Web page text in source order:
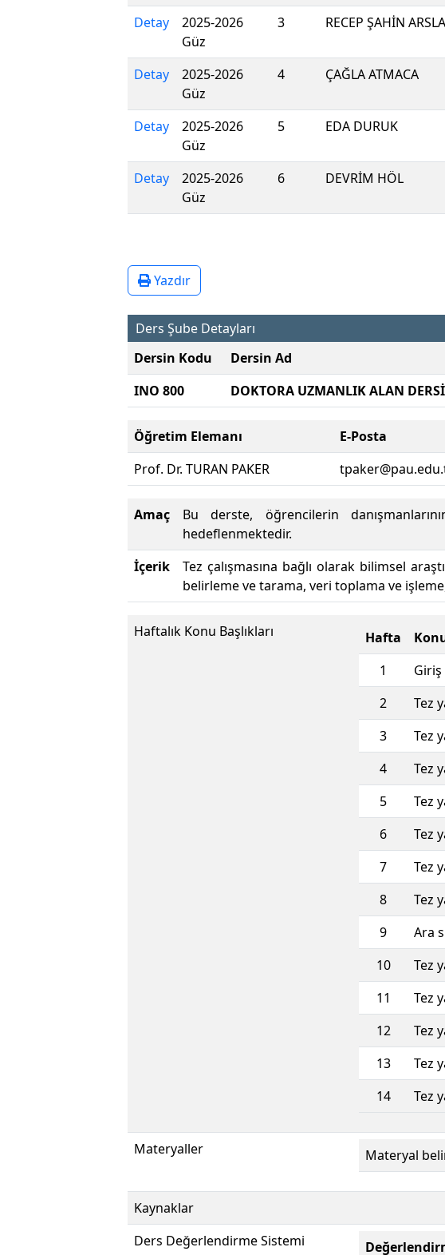
Detay
2025-2026
Güz
3 RECEP ŞAHİN
Detay
2025-2026
Güz
4 ÇAĞLA ATMACA
Detay
2025-2026
Güz
5 EDA DURUK
Detay
2025-2026
Güz
6 DEVRİM HÖL
Yazdır
Ders Şube Detayları
Dersin Kodu
Dersin Ad
INO 800
DOKTORA UZMANLIK ALAN DERSİ
Öğretim Elemanı E-Posta
Prof. Dr. TURAN PAKER
Amaç
Bu derste, öğrencilerin
hedeflenmektedir.
İçerik
Tez çalışmasına bağlı olarak bilimsel
belirleme ve tarama, veri toplama ve
Haftalık Konu Başlıkları Hafta
1
Giriş
2
Tez
3
Tez
4
Tez
5
Tez
6
Tez
7
Tez
8
Tez
9
Ara
10
Tez
11
Tez
12
Tez
13
Tez
14
Tez
Materyaller Materyal
Kaynaklar
Ders Değerlendirme Sistemi